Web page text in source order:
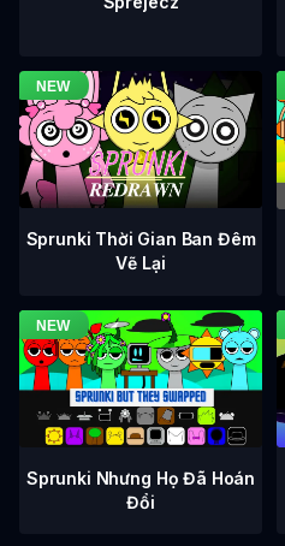
Sprunki Thời Gian Ban Đêm
Vẽ Lại
Sprunki Nhưng Họ Đã Hoán
Đổi